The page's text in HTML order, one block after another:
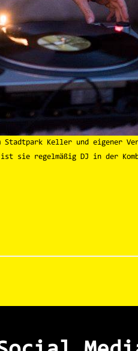
Stadtpark Keller und
sie regelmäßig DJ in der